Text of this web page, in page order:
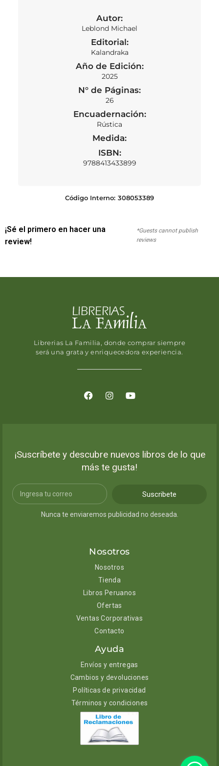
Autor:
Leblond Michael
Editorial:
Kalandraka
Año de Edición:
2025
N° de Páginas:
26
Encuadernación:
Rústica
Medida:
ISBN:
9788413433899
Código Interno: 308053389
¡Sé el primero en hacer una
review!
*Guests cannot publish
reviews
Librerias La Familia, donde comprar siempre
será una grata y enriquecedora experiencia.
¡Suscríbete y descubre nuevos libros de lo que
más te gusta!
Suscribete
Nunca te enviaremos publicidad no deseada.
Nosotros
Nosotros
Tienda
Libros Peruanos
Ofertas
Ventas Corporativas
Contacto
Ayuda
Envíos y entregas
Cambios y devoluciones
Políticas de privacidad
Términos y condiciones